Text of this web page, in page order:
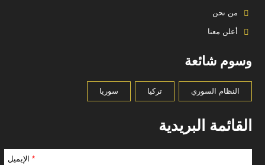
من نحن
أعلن معنا
وسوم شائعة
النظام السوري تركيا سوريا
القائمة البريدية
* الإيميل